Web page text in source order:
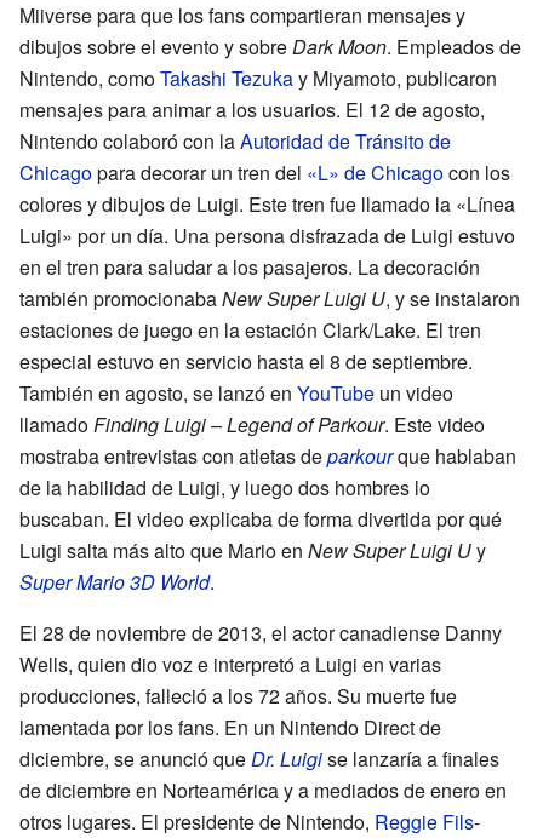
Miiverse para que los fans compartieran mensajes y
dibujos sobre el evento y sobreDark Moon. Empleados de
Nintendo, comoTakashi Tezukay Miyamoto, publicaron
mensajes para animar a los usuarios. El 12 de agosto,
Nintendo colaboró con laAutoridad de Tránsito de
Chicagopara decorar un tren del «L» de Chicagocon los
colores y dibujos de Luigi. Este tren fue llamado la «Línea
Luigi» por un día. Una persona disfrazada de Luigi estuvo
en el tren para saludar a los pasajeros. La decoración
también promocionabaNew Super Luigi U, y se instalaron
estaciones de juego en la estación Clark/Lake. El tren
especial estuvo en servicio hasta el 8 de septiembre.
También en agosto, se lanzó en YouTube un video
llamadoFinding Luigi – Legend of Parkour. Este video
mostraba entrevistas con atletas deparkourque hablaban
de la habilidad de Luigi, y luego dos hombres lo
buscaban. El video explicaba de forma divertida por qué
Luigi salta más alto que Mario en New Super Luigi Uy
Super Mario 3D World.
El 28 de noviembre de 2013, el actor canadiense Danny
Wells, quien dio voz e interpretó a Luigi en varias
producciones, falleció a los 72 años. Su muerte fue
lamentada por los fans. En un Nintendo Direct de
diciembre, se anunció queDr. Luigise lanzaría a finales
de diciembre en Norteamérica y a mediados de enero en
otros lugares. El presidente de Nintendo, Reggie Fils-